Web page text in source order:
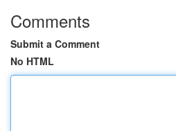
Comments
Submit a Comment
No HTML